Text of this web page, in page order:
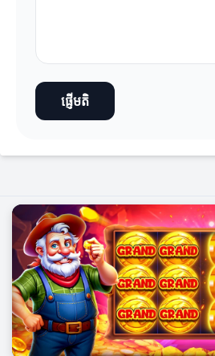
ផ្ញើមតិ